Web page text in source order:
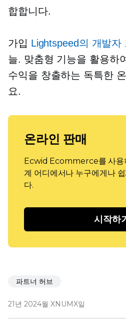
합합니다.
가입 Lightspeed의 개발자
늘. 맞춤형 기능을 활용하
수익을 창출하는 독특한
요.
온라인 판매
Ecwid Ecommerce를 사용
계 어디에서나 누구에게나
다.
시작하기
파트너 허브
21년 2024월 XNUMX일